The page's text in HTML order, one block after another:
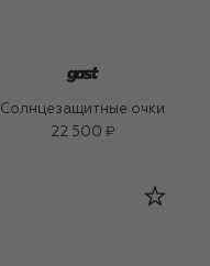
Солнцезащитные очки
22 500 ₽